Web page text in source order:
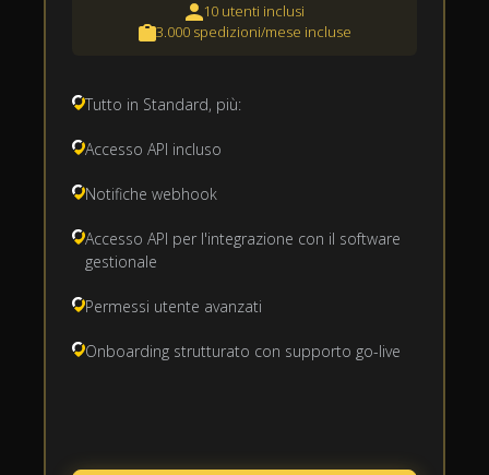
10 utenti inclusi
3.000 spedizioni/mese incluse
Tutto in Standard, più:
Accesso API incluso
Notifiche webhook
Accesso API per l'integrazione con il software
gestionale
Permessi utente avanzati
Onboarding strutturato con supporto go-live